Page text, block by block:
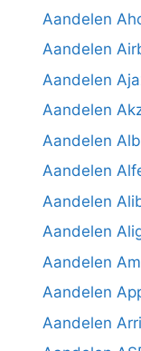
Aandelen
Aandelen
Aandelen
Aandelen
Aandelen
Aandelen
Aandelen
Aandelen
Aandelen
Aandelen
Aandelen